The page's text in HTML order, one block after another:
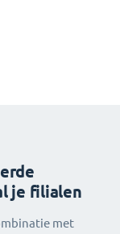
je filialen
met